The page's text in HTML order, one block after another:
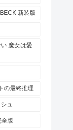
BECK 新装版
魔女は愛
の最終推理
ュ
全版